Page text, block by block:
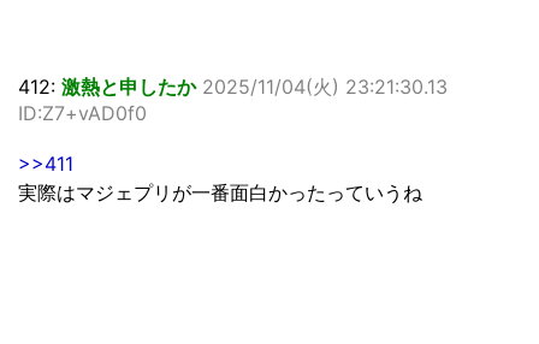
412: 激熱と申したか 2025/11/04(火) 23:21:30.13
ID:Z7+vAD0f0
>>411
実際はマジェプリが一番面白かったっていうね